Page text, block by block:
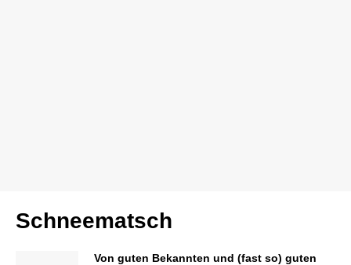
Schneematsch
Von guten Bekannten und (fast so) guten